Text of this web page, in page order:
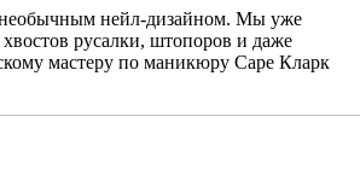
необычным нейл-дизайном. Мы уже
русалки, штопоров и даже
мастеру по маникюру Саре Кларк